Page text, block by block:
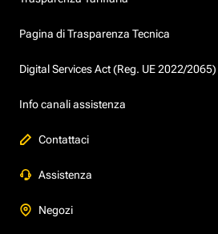
Pagina di Trasparenza Tecnica
Digital Services Act (Reg. UE 2022/2065)
Info canali assistenza
Contattaci
Assistenza
Negozi